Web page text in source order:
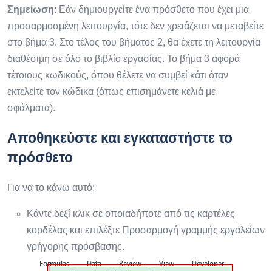
Σημείωση: Εάν δημιουργείτε ένα πρόσθετο που έχει μια
προσαρμοσμένη λειτουργία, τότε δεν χρειάζεται να μεταβείτε
στο βήμα 3. Στο τέλος του βήματος 2, θα έχετε τη λειτουργία
διαθέσιμη σε όλο το βιβλίο εργασίας. Το βήμα 3 αφορά
τέτοιους κωδικούς, όπου θέλετε να συμβεί κάτι όταν
εκτελείτε τον κώδικα (όπως επισημάνετε κελιά με
σφάλματα).
Αποθηκεύστε και εγκαταστήστε το
πρόσθετο
Για να το κάνω αυτό:
Κάντε δεξί κλικ σε οποιαδήποτε από τις καρτέλες
κορδέλας και επιλέξτε Προσαρμογή γραμμής εργαλείων
γρήγορης πρόσβασης.